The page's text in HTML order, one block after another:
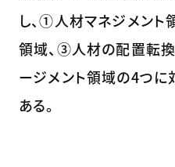
し、①人材マネジメン
領域、③人材の配置転
ージメント領域の4つ
ある。